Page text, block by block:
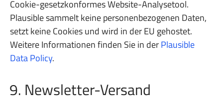
Cookie-gesetzkonformes Website-Analysetool.
Plausible sammelt keine personenbezogenen Daten,
setzt keine Cookies und wird in der EU gehostet.
Weitere Informationen finden Sie in derPlausible
Data Policy.
9. Newsletter-Versand